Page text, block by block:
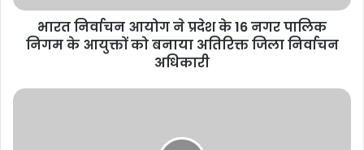
भारत निर्वाचन आयोग ने प्रदेश के 16 नगर पालिक
निगम के आयुक्तों को बनाया अतिरिक्त जिला निर्वाचन
अधिकारी